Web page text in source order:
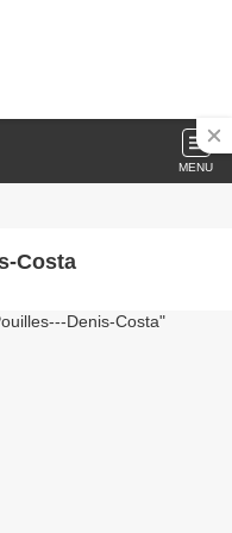
MENU
Costa